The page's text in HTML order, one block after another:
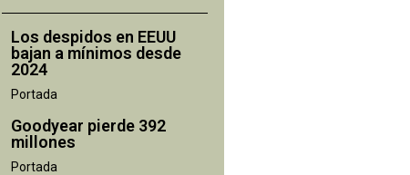
Los despidos en EEUU
bajan a mínimos desde
2024
Portada
Goodyear pierde 392
millones
Portada